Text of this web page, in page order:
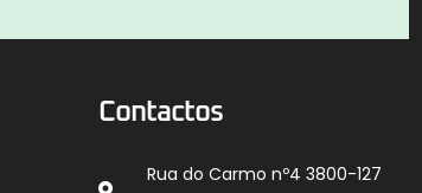
Contactos
Rua do Carmo nº4 3800-127